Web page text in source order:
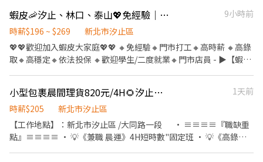
https://lin.ee/pYnTA8M 🌟 連絡電話☎️0909920285☎️ 找 Ada🙋‍♀ 加
入後留下姓名 + 電話 + 截圖職缺🤩
處 • 提供在職訓練，陪你慢慢學會工作 沒經驗沒關係，帶著笑容就
能安心開始！
蝦皮🦐汐止、林口、泰山💖免經驗｜高時薪｜高錄取｜自選門市｜包裹理貨員｜立即上工
9小時前
時薪$196 ~ $269
新北市汐止區
💖💖歡迎加入蝦皮大家庭💖💖 🔸免經驗🔸門市打工🔸高時薪 🔸高錄
取🔸高穩定🔸依法投保 🔸歡迎學生/二度就業🔸門市店員 - ▶【蝦皮
5間門市) 4. 有人店無須騎車 5. 須配合調店、支援【提供完整SOP及
店面實習】 - ▶【智取店】：上班時間 固定早班：07:00 - 13:30、
08:30 - 13:30 固定晚班：17:30 - 23:30、18:30 - 24:00 固定夜班：
23:30 - 03:30 (每周至少配合4天，包含假日需排班) - ▶【一般門市
小型包裹晨間理貨820元/4H🌻汐止晨間運動! 無經驗可RS3
1天前
時薪$205
新北市汐止區
【工作地點】：新北市汐止區 /大同路一段 • ≡≡≡≡『職缺重
點』≡≡≡≡ • 💡《兼職 晨運》4H短時數"固定班 • 💡《高錄取